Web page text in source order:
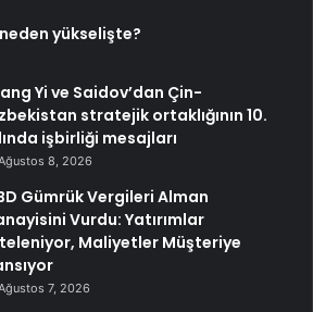
yükselişte?
Yi ve Saidov’dan Çin-
stratejik ortaklığının 10.
işbirliği mesajları
8, 2026
Gümrük Vergileri Alman
Vurdu: Yatırımlar
Maliyetler Müşteriye
7, 2026